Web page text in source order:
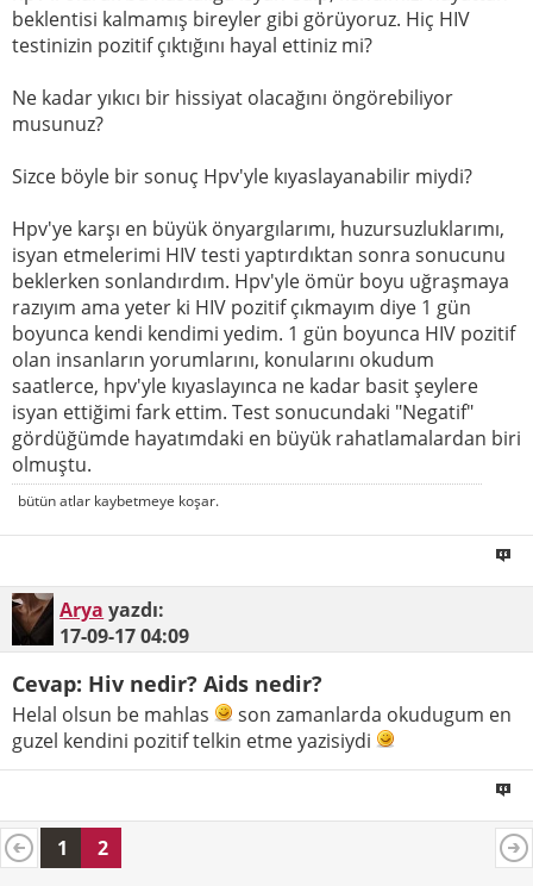
beklentisi kalmamış bireyler gibi görüyoruz. Hiç HIV
testinizin pozitif çıktığını hayal ettiniz mi?
Ne kadar yıkıcı bir hissiyat olacağını öngörebiliyor
musunuz?
Sizce böyle bir sonuç Hpv'yle kıyaslayanabilir miydi?
Hpv'ye karşı en büyük önyargılarımı, huzursuzluklarımı,
isyan etmelerimi HIV testi yaptırdıktan sonra sonucunu
beklerken sonlandırdım. Hpv'yle ömür boyu uğraşmaya
razıyım ama yeter ki HIV pozitif çıkmayım diye 1 gün
boyunca kendi kendimi yedim. 1 gün boyunca HIV pozitif
olan insanların yorumlarını, konularını okudum
saatlerce, hpv'yle kıyaslayınca ne kadar basit şeylere
isyan ettiğimi fark ettim. Test sonucundaki "Negatif"
gördüğümde hayatımdaki en büyük rahatlamalardan biri
olmuştu.
bütün atlar kaybetmeye koşar.
Arya yazdı:
17-09-1704:09
Cevap: Hiv nedir? Aids nedir?
Helal olsun be mahlas
son zamanlarda okudugum en
guzel kendini pozitif telkin etme yazisiydi
1 2